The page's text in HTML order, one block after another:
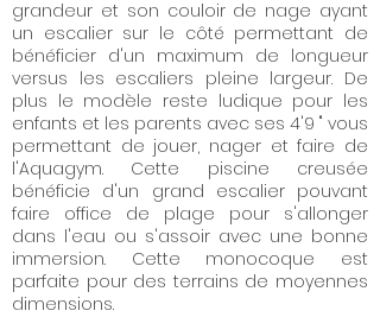
grandeur et son couloir de nage ayant
un escalier sur le côté permettant de
bénéficier d'un maximum de longueur
versus les escaliers pleine largeur. De
plus le modèle reste ludique pour les
enfants et les parents avec ses 4'9 " vous
permettant de jouer, nager et faire de
l'Aquagym. Cette piscine creusée
bénéficie d'un grand escalier pouvant
faire office de plage pour s'allonger
dans l'eau ou s'assoir avec une bonne
immersion. Cette monocoque est
parfaite pour des terrains de moyennes
dimensions.